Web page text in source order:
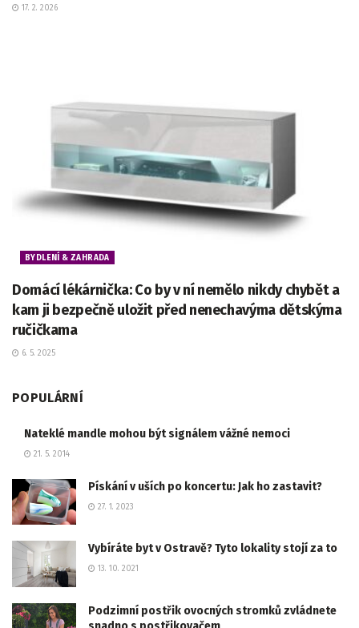
17. 2. 2026
BYDLENÍ & ZAHRADA
Domácí lékárnička: Co by v ní nemělo nikdy chybět a
kam ji bezpečně uložit před nenechavýma dětskýma
ručičkama
6. 5. 2025
POPULÁRNÍ
Nateklé mandle mohou být signálem vážné nemoci
21. 5. 2014
Pískání v uších po koncertu: Jak ho zastavit?
27. 1. 2023
Vybíráte byt v Ostravě? Tyto lokality stojí za to
13. 10. 2021
Podzimní postřik ovocných stromků zvládnete